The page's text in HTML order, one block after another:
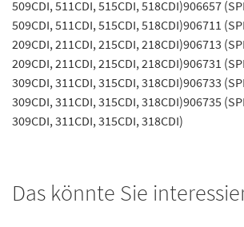
509CDI, 511CDI, 515CDI, 518CDI)906657
509CDI, 511CDI, 515CDI, 518CDI)906711
209CDI, 211CDI, 215CDI, 218CDI)906713
209CDI, 211CDI, 215CDI, 218CDI)906731
309CDI, 311CDI, 315CDI, 318CDI)906733
309CDI, 311CDI, 315CDI, 318CDI)906735
309CDI, 311CDI, 315CDI, 318CDI)
Das könnte Sie